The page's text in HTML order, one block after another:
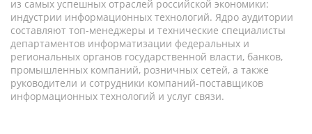
из самых успешных отраслей российской экономики:
индустрии информационных технологий. Ядро аудитории
составляют топ-менеджеры и технические специалисты
департаментов информатизации федеральных и
региональных органов государственной власти, банков,
промышленных компаний, розничных сетей, а также
руководители и сотрудники компаний-поставщиков
информационных технологий и услуг связи.